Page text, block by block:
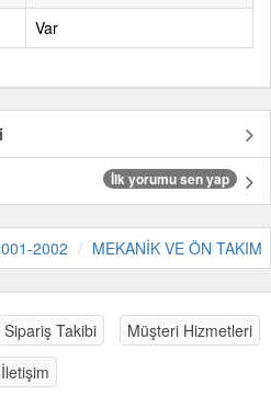
Var
İlk yorumu sen yap
2002 MEKANİK VE ÖN TAKIM
Sipariş Takibi
Müşteri Hizmetleri
İletişim